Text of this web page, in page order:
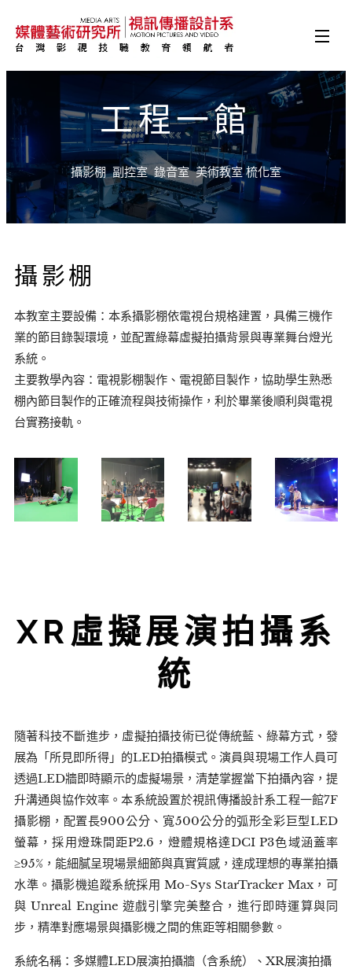
工程一館
攝影棚 副控室 錄音室 美術教室 梳化室
攝影棚
本教室主要設備：本系攝影棚依電視台規格建置，具備三機作
業的節目錄製環境，並配置綠幕虛擬拍攝背景與專業舞台燈光
系統。
主要教學內容：電視影棚製作、電視節目製作，協助學生熟悉
棚內節目製作的正確流程與技術操作，利於畢業後順利與電視
台實務接軌。
XR虛擬展演拍攝系
統
隨著科技不斷進步，虛擬拍攝技術已從傳統藍、綠幕方式，發
展為「所見即所得」的LED拍攝模式。演員與現場工作人員可
透過LED牆即時顯示的虛擬場景，清楚掌握當下拍攝內容，提
升溝通與協作效率。本系統設置於視訊傳播設計系工程一館7F
攝影棚，配置長900公分、寬500公分的弧形全彩巨型LED
螢幕，採用燈珠間距P2.6，燈體規格達DCI P3色域涵蓋率
≥95%，能細膩呈現場景細節與真實質感，達成理想的專業拍攝
水準。攝影機追蹤系統採用 Mo-Sys StarTracker Max，可
與 Unreal Engine 遊戲引擎完美整合，進行即時運算與同
步，精準對應場景與攝影機之間的焦距等相關參數。
系統名稱：多媒體LED展演拍攝牆（含系統）、XR展演拍攝